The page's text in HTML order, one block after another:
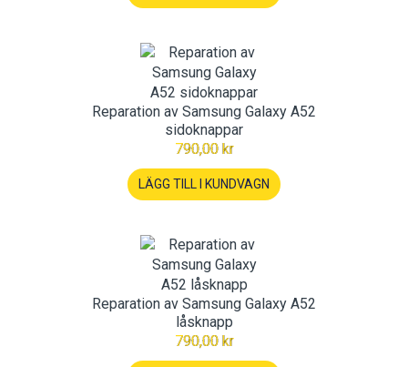
Reparation av Samsung Galaxy A52
sidoknappar
790,00 kr
LÄGG TILL I KUNDVAGN
Reparation av Samsung Galaxy A52
låsknapp
790,00 kr